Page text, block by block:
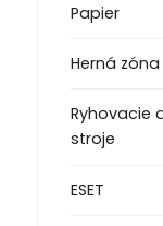
Papier
Herná zóna
Ryhovacie
stroje
ESET